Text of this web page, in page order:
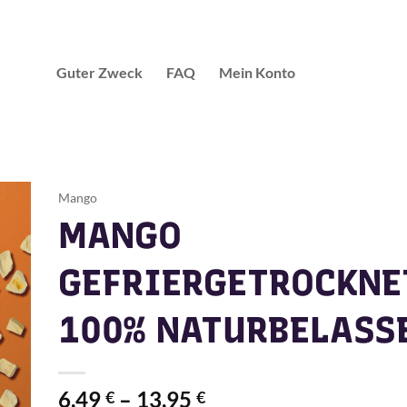
Guter Zweck
FAQ Mein Konto
Mango
MANGO
100%
6,49 € – 13,95 €